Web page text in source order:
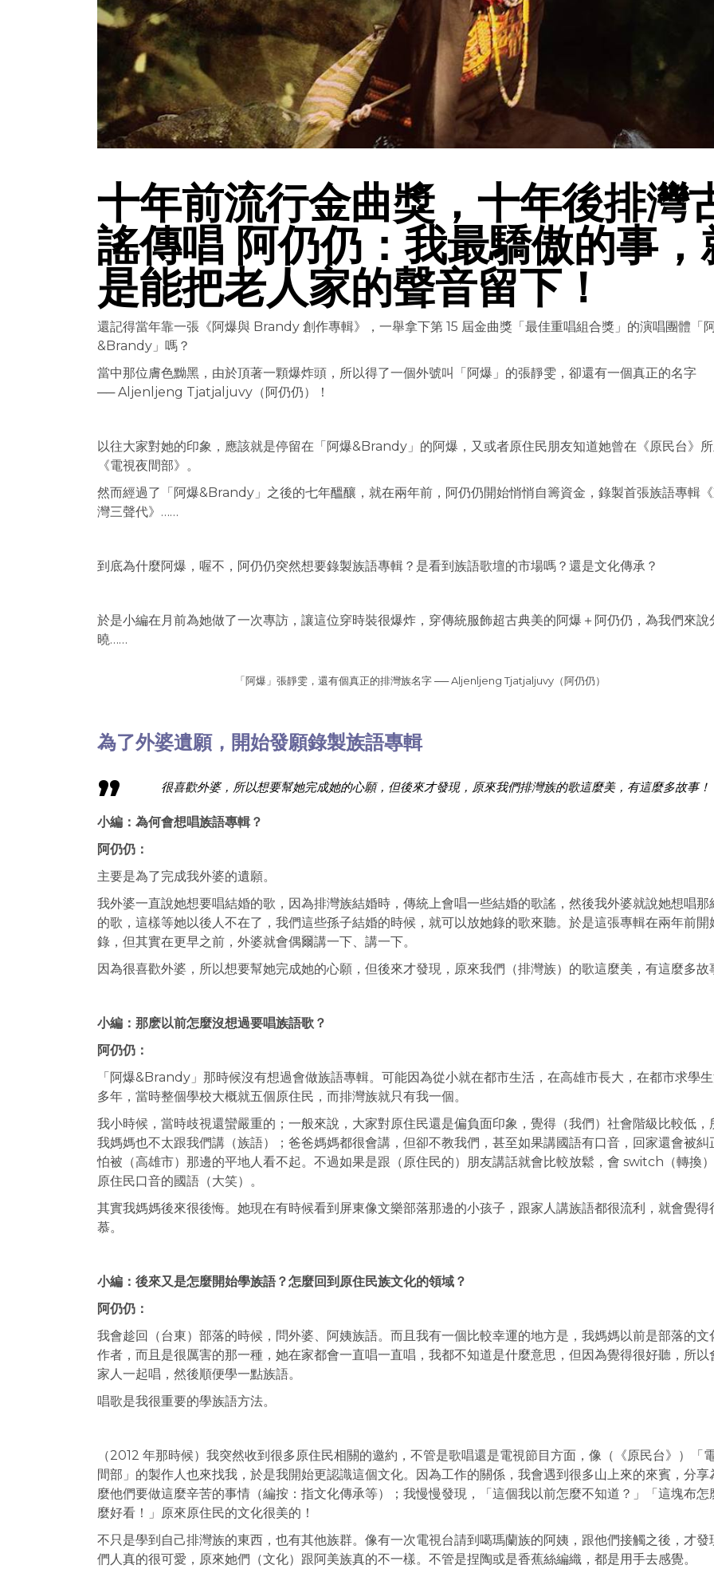
十年前流行金曲獎，十年後排灣
謠傳唱 阿仍仍：我最驕傲的事，
是能把老人家的聲音留下！
還記得當年靠一張《阿爆與 Brandy 創作專輯》，一舉拿下第 15 屆金曲獎「最佳重唱組合獎」的演唱團體「
&Brandy」嗎？
當中那位膚色黝黑，由於頂著一顆爆炸頭，所以得了一個外號叫「阿爆」的張靜雯，卻還有一個真正的名字
── Aljenljeng Tjatjaljuvy（阿仍仍）！
以往大家對她的印象，應該就是停留在「阿爆&Brandy」的阿爆，又或者原住民朋友知道她曾在《原民台》
《電視夜間部》。
然而經過了「阿爆&Brandy」之後的七年醞釀，就在兩年前，阿仍仍開始悄悄自籌資金，錄製首張族語專輯
灣三聲代》……
到底為什麼阿爆，喔不，阿仍仍突然想要錄製族語專輯？是看到族語歌壇的市場嗎？還是文化傳承？
於是小編在月前為她做了一次專訪，讓這位穿時裝很爆炸，穿傳統服飾超古典美的阿爆＋阿仍仍，為我們來說
曉……
「阿爆」張靜雯，還有個真正的排灣族名字 ── Aljenljeng Tjatjaljuvy（阿仍仍）
為了外婆遺願，開始發願錄製族語專輯
很喜歡外婆，所以想要幫她完成她的心願，但後來才發現，原來我們排灣族的歌這麼美，有這麼多故事！
小編：為何會想唱族語專輯？
阿仍仍：
主要是為了完成我外婆的遺願。
我外婆一直說她想要唱結婚的歌，因為排灣族結婚時，傳統上會唱一些結婚的歌謠，然後我外婆就說她想唱那
的歌，這樣等她以後人不在了，我們這些孫子結婚的時候，就可以放她錄的歌來聽。於是這張專輯在兩年前開
錄，但其實在更早之前，外婆就會偶爾講一下、講一下。
因為很喜歡外婆，所以想要幫她完成她的心願，但後來才發現，原來我們（排灣族）的歌這麼美，有這麼多故
小編：那麽以前怎麼沒想過要唱族語歌？
阿仍仍：
「阿爆&Brandy」那時候沒有想過會做族語專輯。可能因為從小就在都市生活，在高雄市長大，在都市求學
多年，當時整個學校大概就五個原住民，而排灣族就只有我一個。
我小時候，當時歧視還蠻嚴重的；一般來說，大家對原住民還是偏負面印象，覺得（我們）社會階級比較低，
我媽媽也不太跟我們講（族語）；爸爸媽媽都很會講，但卻不教我們，甚至如果講國語有口音，回家還會被糾
怕被（高雄市）那邊的平地人看不起。不過如果是跟（原住民的）朋友講話就會比較放鬆，會 switch（轉換
原住民口音的國語（大笑）。
其實我媽媽後來很後悔。她現在有時候看到屏東像文樂部落那邊的小孩子，跟家人講族語都很流利，就會覺得
慕。
小編：後來又是怎麼開始學族語？怎麼回到原住民族文化的領域？
阿仍仍：
我會趁回（台東）部落的時候，問外婆、阿姨族語。而且我有一個比較幸運的地方是，我媽媽以前是部落的文
作者，而且是很厲害的那一種，她在家都會一直唱一直唱，我都不知道是什麼意思，但因為覺得很好聽，所以
家人一起唱，然後順便學一點族語。
唱歌是我很重要的學族語方法。
（2012 年那時候）我突然收到很多原住民相關的邀約，不管是歌唱還是電視節目方面，像（《原民台》）「
間部」的製作人也來找我，於是我開始更認識這個文化。因為工作的關係，我會遇到很多山上來的來賓，分享
麼他們要做這麼辛苦的事情（編按：指文化傳承等）；我慢慢發現，「這個我以前怎麼不知道？」「這塊布怎
麼好看！」原來原住民的文化很美的！
不只是學到自己排灣族的東西，也有其他族群。像有一次電視台請到噶瑪蘭族的阿姨，跟他們接觸之後，才發
們人真的很可愛，原來她們（文化）跟阿美族真的不一樣。不管是捏陶或是香蕉絲編織，都是用手去感覺。